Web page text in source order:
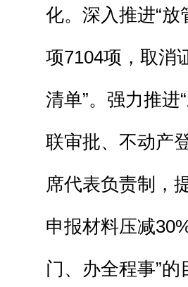
化。深入推进“
项7104项，取消
清单”。强力推进
联审批、不动产
席代表负责制，
申报材料压减
门、办全程事”的